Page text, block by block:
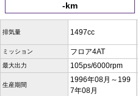
-km
排気量 1497cc
ミッション フロア4AT
最大出力 105ps/6000rpm
生産期間
1996年08月～199
7年08月